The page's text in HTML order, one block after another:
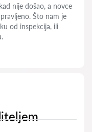
nije došao, a novce
Što nam je
od inspekcija, ili